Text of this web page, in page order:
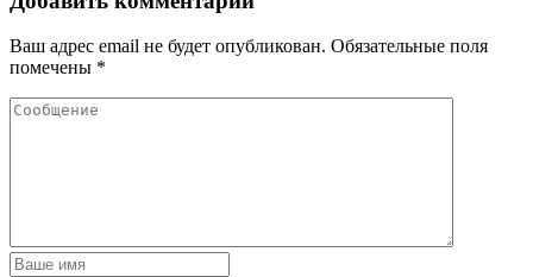
Ваш адрес email не будет опубликован. Обязательные поля
помечены *